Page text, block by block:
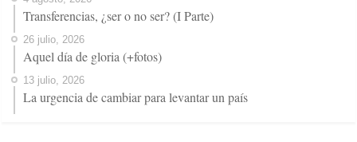
Transferencias, ¿ser o no ser? (I Parte)
26 julio, 2026
Aquel día de gloria (+fotos)
13 julio, 2026
La urgencia de cambiar para levantar un país